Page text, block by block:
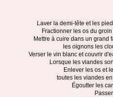
Laver la demi-tête et les
Fractionner les os du
Mettre à cuire dans un grand
les oignons les
Verser le vin blanc et couvrir
Lorsque les viandes
Enlever les os et
toutes les viandes
Égoutter les